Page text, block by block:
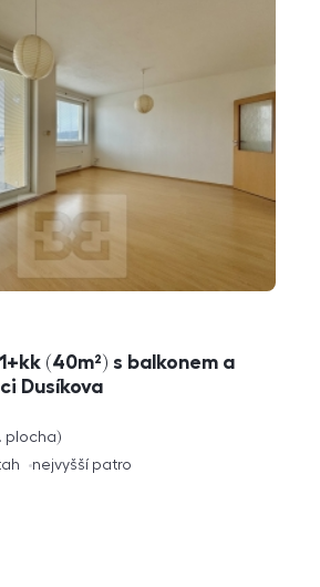
(40m²) s balkonem a
Dusíkova
plocha
nejvyšší patro